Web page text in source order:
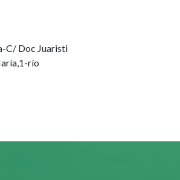
C/ Doc Juaristi
río